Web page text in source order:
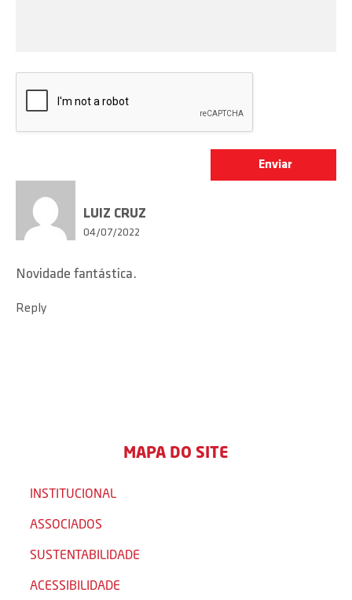
LUIZ CRUZ
04/07/2022
Novidade fantástica.
Reply
MAPA DO SITE
INSTITUCIONAL
ASSOCIADOS
SUSTENTABILIDADE
ACESSIBILIDADE